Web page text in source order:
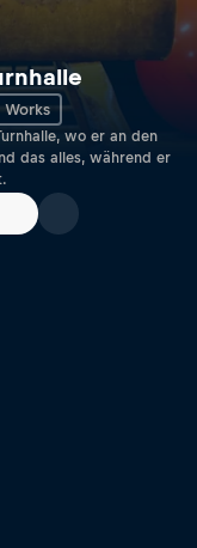
Works
wo er an den
das alles, während er